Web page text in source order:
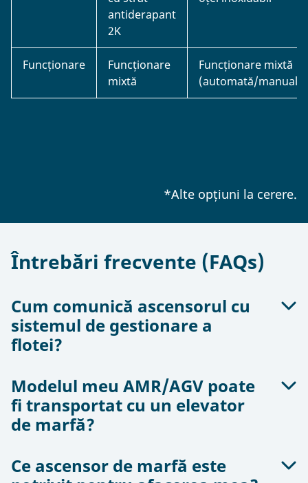
antiderapant
2K
Funcționare
Funcționare
mixtă
Funcționare mixtă
(automată/manuală)
*Alte opțiuni la cerere.
Întrebări frecvente (FAQs)
Cum comunică ascensorul cu
sistemul de gestionare a
flotei?
Există o varietate de opțiuni de comunicare între
ascensor și sistemul de gestionare a flotei.
Acestea variază de la soluții cablate la soluții
Utilizarea interfețelor parametrizate permite
Modelul meu AMR/AGV poate
fi transportat cu un elevator
de marfă?
Există sute de modele AGV și AMR diferite, de
Ce ascensor de marfă este